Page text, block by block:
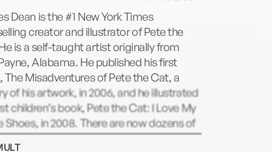
Dean is the #1 New York Times
creator and illustrator of Pete the
is a self-taught artist originally from
Alabama. He published his first
The Misadventures of Pete the Cat, a
of his artwork, in 2006, and he illustrated
children’s book, Pete the Cat: I Love My
Shoes, in 2008. There are now dozens of
Pete the Cat titles, all inspired by